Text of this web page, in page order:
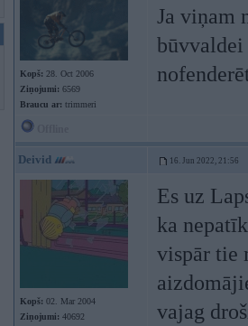
Kopš: 28. Oct 2006
Ziņojumi: 6569
Braucu ar: trimmeri
Ja viņam
Deivid 16. Jun 2022, 21:56
Kopš: 02. Mar 2004
Ziņojumi: 40692
Es uz
ka
vispār tie
vajag